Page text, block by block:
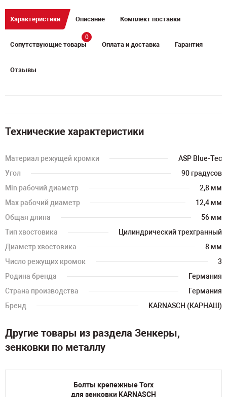
Характеристики Описание Комплект поставки
Сопутствующие товары
0
Оплата и доставка Гарантия
Отзывы
Технические характеристики
Материал режущей кромки
ASP Blue-Tec
Угол
90 градусов
Min рабочий диаметр
2,8 мм
Max рабочий диаметр
12,4 мм
Общая длина
56 мм
Тип хвостовика
Цилиндрический трехгранный
Диаметр хвостовика
8 мм
Число режущих кромок
3
Родина бренда
Германия
Страна производства
Германия
Бренд
KARNASCH (КАРНАШ)
Другие товары из раздела Зенкеры,
зенковки по металлу
Болты крепежные Torx
для зенковки KARNASCH